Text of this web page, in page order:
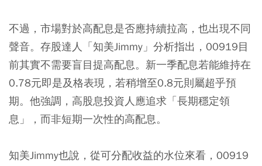
不過，市場對於高配息是否應持續拉高，也出現不同
聲音。存股達人「知美Jimmy」分析指出，00919目
前其實不需要盲目提高配息。 新一季配息若能維持在
0.78元即是及格表現，若稍增至0.8元則屬超乎預
期。他強調，高股息投資人應追求「長期穩定領
息」，而非短期一次性的高配息。
知美Jimmy也說，從可分配收益的水位來看，00919